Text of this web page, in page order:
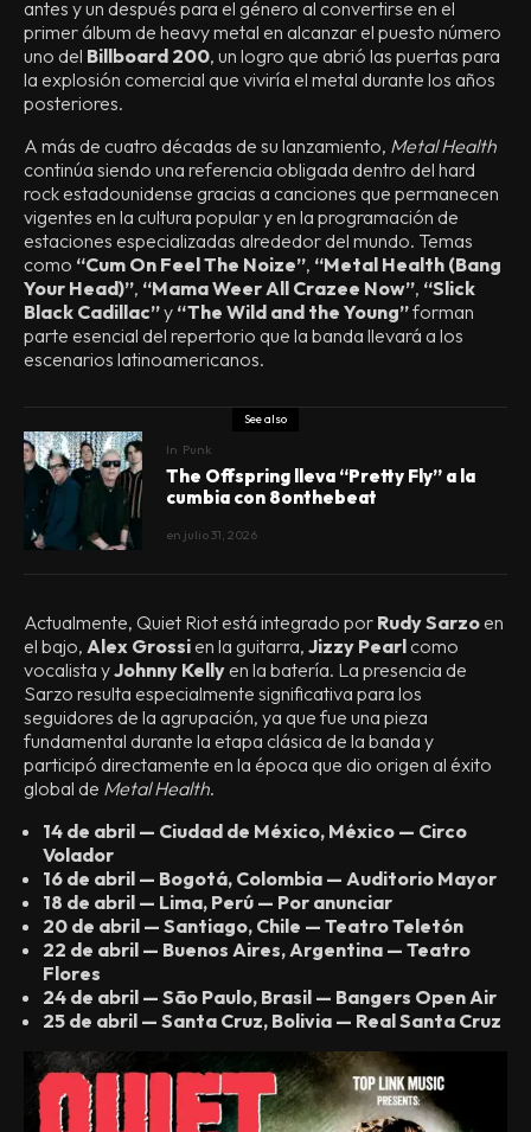
antes y un después para el género al convertirse en el
primer álbum de heavy metal en alcanzar el puesto número
uno del Billboard 200, un logro que abrió las puertas para
la explosión comercial que viviría el metal durante los años
posteriores.
A más de cuatro décadas de su lanzamiento, Metal Health
continúa siendo una referencia obligada dentro del hard
rock estadounidense gracias a canciones que permanecen
vigentes en la cultura popular y en la programación de
estaciones especializadas alrededor del mundo. Temas
como “Cum On Feel The Noize”, “Metal Health (Bang
Your Head)”, “Mama Weer All Crazee Now”, “Slick
Black Cadillac”y “The Wild and the Young”forman
parte esencial del repertorio que la banda llevará a los
escenarios latinoamericanos.
See also
In Punk
The Offspring lleva “Pretty Fly” a la
cumbia con 8onthebeat
en julio 31, 2026
Actualmente, Quiet Riot está integrado por Rudy Sarzo en
el bajo, Alex Grossi en la guitarra, Jizzy Pearl como
vocalista yJohnny Kelly en la batería. La presencia de
Sarzo resulta especialmente significativa para los
seguidores de la agrupación, ya que fue una pieza
fundamental durante la etapa clásica de la banda y
participó directamente en la época que dio origen al éxito
global de Metal Health.
14 de abril — Ciudad de México, México — Circo
Volador
16 de abril — Bogotá, Colombia — Auditorio Mayor
18 de abril — Lima, Perú — Por anunciar
20 de abril — Santiago, Chile — Teatro Teletón
22 de abril — Buenos Aires, Argentina — Teatro
Flores
24 de abril — São Paulo, Brasil — Bangers Open Air
25 de abril — Santa Cruz, Bolivia — Real Santa Cruz